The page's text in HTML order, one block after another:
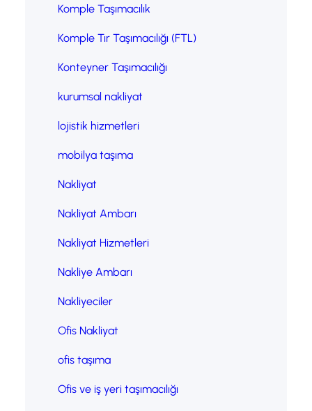
Komple Taşımacılık
Komple Tır Taşımacılığı (FTL)
Konteyner Taşımacılığı
kurumsal nakliyat
lojistik hizmetleri
mobilya taşıma
Nakliyat
Nakliyat Ambarı
Nakliyat Hizmetleri
Nakliye Ambarı
Nakliyeciler
Ofis Nakliyat
ofis taşıma
Ofis ve iş yeri taşımacılığı